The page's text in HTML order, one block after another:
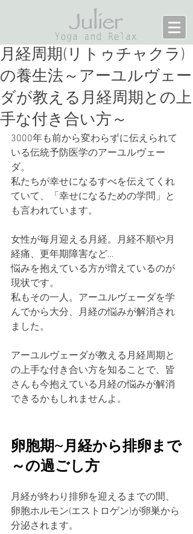
月経周期(リトゥチャクラ)
の養生法～アーユルヴェー
ダが教える月経周期との上
手な付き合い方～
3000年も前から変わらずに伝えられて
いる伝統予防医学のアーユルヴェー
ダ。
私たちが幸せになるすべを伝えてくれ
ていて、「幸せになるための学問」と
も言われています。
女性が毎月迎える月経。月経不順や月
経痛、更年期障害など…
悩みを抱えている方が増えているのが
現状です。
私もその一人。アーユルヴェーダを学
んでから大分、月経の悩みが解消され
ました。
アーユルヴェーダが教える月経周期と
の上手な付き合い方を知ることで、皆
さんも今抱えている月経の悩みが解消
できるかもしれませんよ。
卵胞期~月経から排卵まで
～の過ごし方
月経が終わり排卵を迎えるまでの間、
卵胞ホルモン(エストロゲン)が卵巣から
分泌されます。